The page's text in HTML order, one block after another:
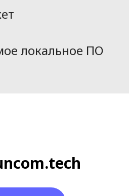
локальное ПО